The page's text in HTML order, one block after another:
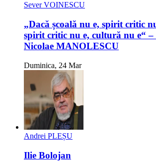
Sever VOINESCU
„Dacă școală nu e, spirit critic
spirit critic nu e, cultură nu e“
Nicolae MANOLESCU
Duminica, 24 Mar
Andrei PLEȘU
Ilie Bolojan